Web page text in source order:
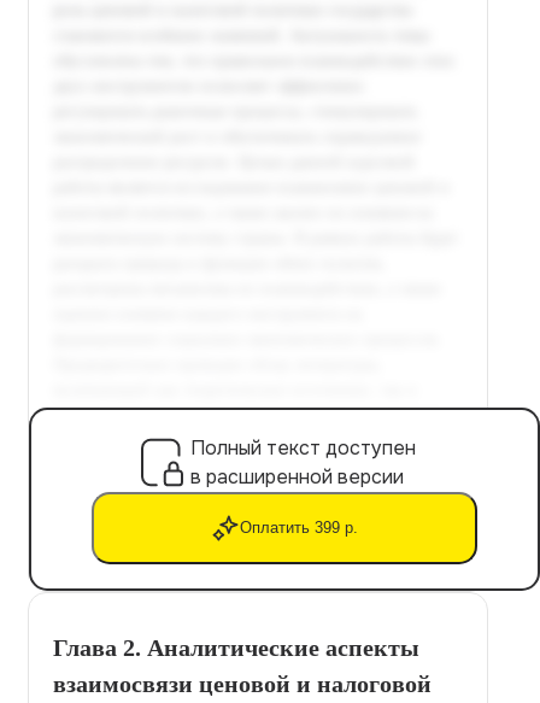
Полный текст доступен
в расширенной версии
Оплатить 399 р.
Глава 2. Аналитические аспекты
взаимосвязи ценовой и налоговой